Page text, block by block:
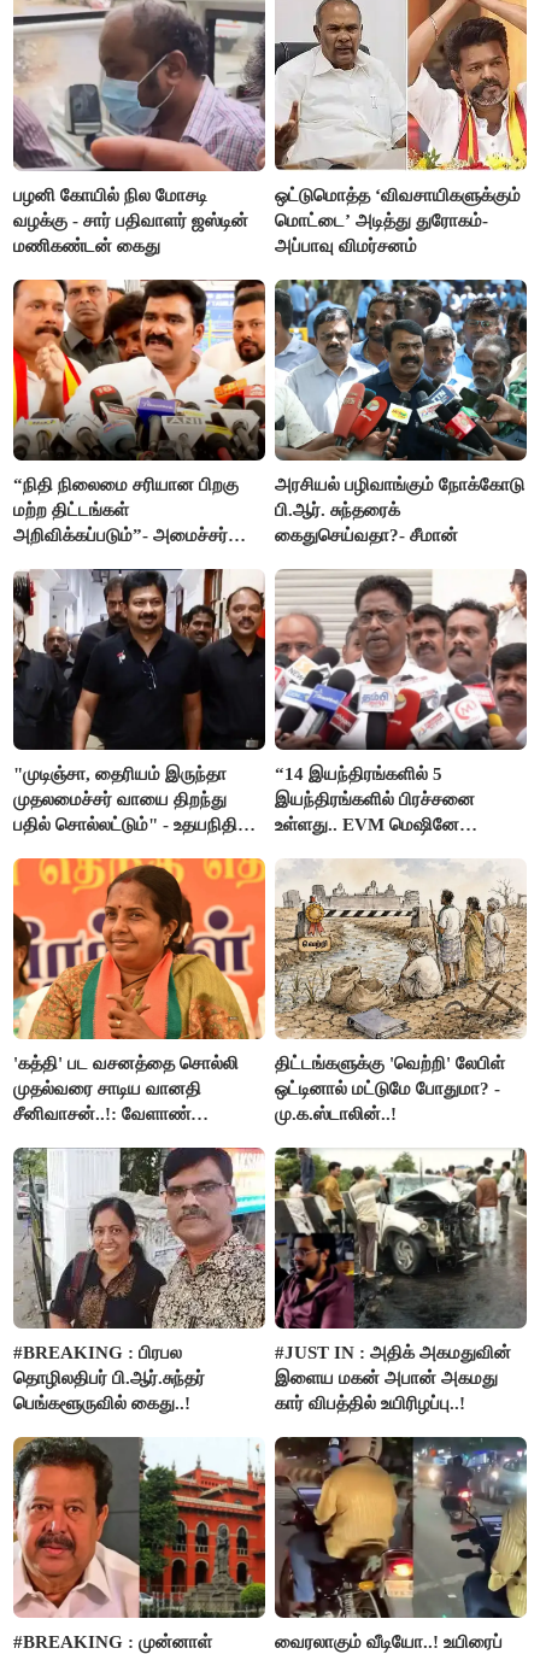
பழனி கோயில் நில மோசடி
வழக்கு - சார் பதிவாளர் ஜஸ்டின்
மணிகண்டன் கைது
ஒட்டுமொத்த ‘விவசாயிகளுக்கும்
மொட்டை’ அடித்து துரோகம்-
அப்பாவு விமர்சனம்
“நிதி நிலைமை சரியான பிறகு
மற்ற திட்டங்கள்
அறிவிக்கப்படும்”- அமைச்சர்
அரசியல் பழிவாங்கும் நோக்கோடு
பி.ஆர். சுந்தரைக்
கைதுசெய்வதா?- சீமான்
"முடிஞ்சா, தைரியம் இருந்தா
முதலமைச்சர் வாயை திறந்து
பதில் சொல்லட்டும்" - உதயநிதி
“14 இயந்திரங்களில் 5
இயந்திரங்களில் பிரச்சனை
உள்ளது.. EVM மெஷினே
இளங்கோ
'கத்தி' பட வசனத்தை சொல்லி
முதல்வரை சாடிய வானதி
சீனிவாசன்..!: வேளாண்
எதிர்ப்பு!
திட்டங்களுக்கு 'வெற்றி' லேபிள்
ஒட்டினால் மட்டுமே போதுமா? -
மு.க.ஸ்டாலின்..!
#BREAKING : பிரபல
தொழிலதிபர் பி.ஆர்.சுந்தர்
பெங்களூருவில் கைது..!
#JUST IN : அதிக் அகமதுவின்
இளைய மகன் அபான் அகமது
கார் விபத்தில் உயிரிழப்பு..!
#BREAKING : முன்னாள்
வைரலாகும் வீடியோ..! உயிரைப்